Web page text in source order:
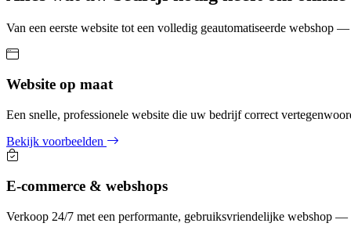
Van een eerste website tot een volledig geautomatiseerde webshop
Website op maat
Een snelle, professionele website die uw bedrijf correct
Bekijk voorbeelden
E-commerce & webshops
Verkoop 24/7 met een performante, gebruiksvriendelijke webshop